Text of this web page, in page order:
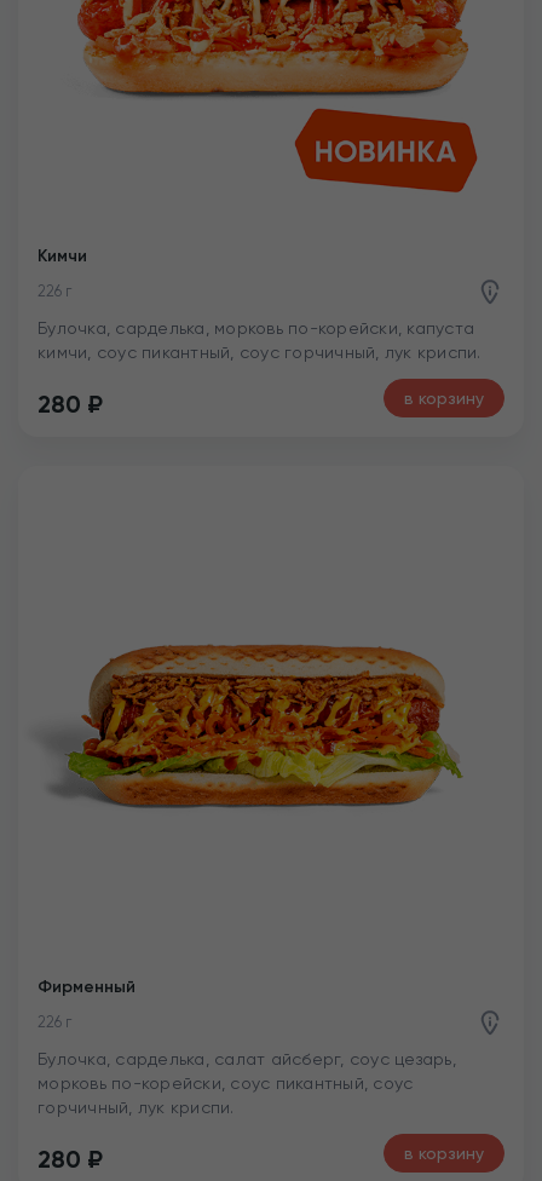
Кимчи
226 г
Булочка, сарделька, морковь по-корейски, капуста
кимчи, соус пикантный, соус горчичный, лук криспи.
280 ₽ в корзину
Фирменный
226 г
Булочка, сарделька, салат айсберг, соус цезарь,
морковь по-корейски, соус пикантный, соус
горчичный, лук криспи.
280 ₽ в корзину